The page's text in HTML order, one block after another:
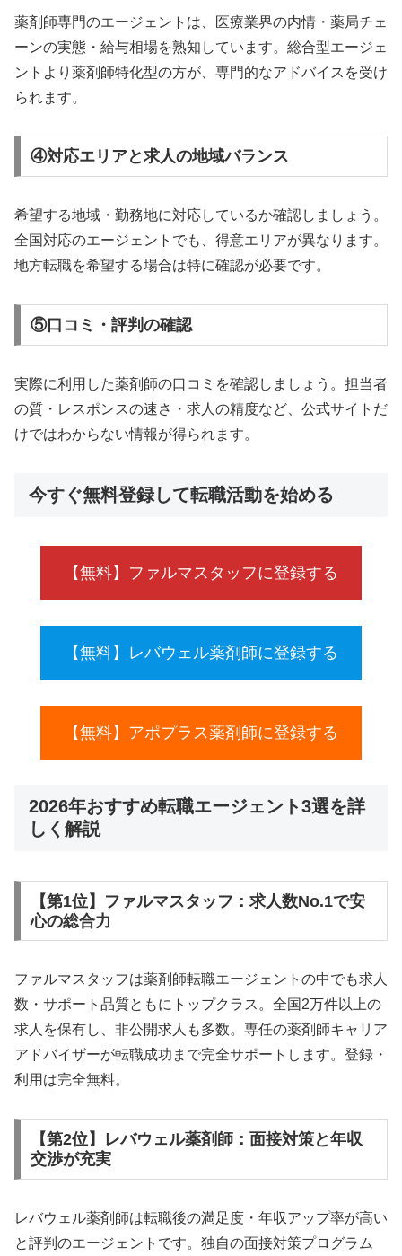
薬剤師専門のエージェントは、医療業界の内情・薬局チェ
ーンの実態・給与相場を熟知しています。総合型エージェ
ントより薬剤師特化型の方が、専門的なアドバイスを受け
られます。
④対応エリアと求人の地域バランス
希望する地域・勤務地に対応しているか確認しましょう。
全国対応のエージェントでも、得意エリアが異なります。
地方転職を希望する場合は特に確認が必要です。
⑤口コミ・評判の確認
実際に利用した薬剤師の口コミを確認しましょう。担当者
の質・レスポンスの速さ・求人の精度など、公式サイトだ
けではわからない情報が得られます。
今すぐ無料登録して転職活動を始める
【無料】ファルマスタッフに登録する
【無料】レバウェル薬剤師に登録する
【無料】アポプラス薬剤師に登録する
2026年おすすめ転職エージェント3選を詳
しく解説
【第1位】ファルマスタッフ：求人数No.1で安
心の総合力
ファルマスタッフは薬剤師転職エージェントの中でも求人
数・サポート品質ともにトップクラス。全国2万件以上の
求人を保有し、非公開求人も多数。専任の薬剤師キャリア
アドバイザーが転職成功まで完全サポートします。登録・
利用は完全無料。
【第2位】レバウェル薬剤師：面接対策と年収
交渉が充実
レバウェル薬剤師は転職後の満足度・年収アップ率が高い
と評判のエージェントです。独自の面接対策プログラム